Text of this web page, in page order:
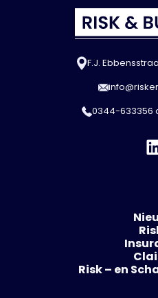
F.J.
0344-633356
Risk – en